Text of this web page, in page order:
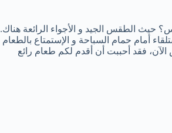
حيث الطقس الجيد و الأجواء الرائعة هناك.
أمام حمام السباحة و الإستمتاع بالطعام
فقد أحببت أن أقدم لكم طعام رائع